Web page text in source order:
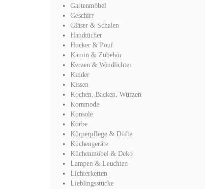
Gartenmöbel
Geschirr
Gläser & Schalen
Handtücher
Hocker & Pouf
Kamin & Zubehör
Kerzen & Windlichter
Kinder
Kissen
Kochen, Backen, Würzen
Kommode
Konsole
Körbe
Körperpflege & Düfte
Küchengeräte
Küchenmöbel & Deko
Lampen & Leuchten
Lichterketten
Lieblingsstücke